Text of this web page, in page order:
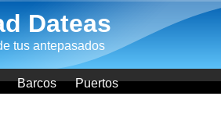
Dateas
tus antepasados
Barcos Puertos